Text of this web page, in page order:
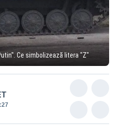
Ce simbolizează litera "Z"